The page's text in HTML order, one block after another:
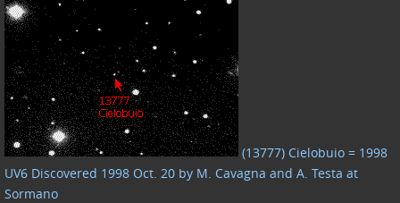
(13777) Cielobuio = 1998
UV6 Discovered 1998 Oct. 20 by M. Cavagna and A. Testa at
Sormano